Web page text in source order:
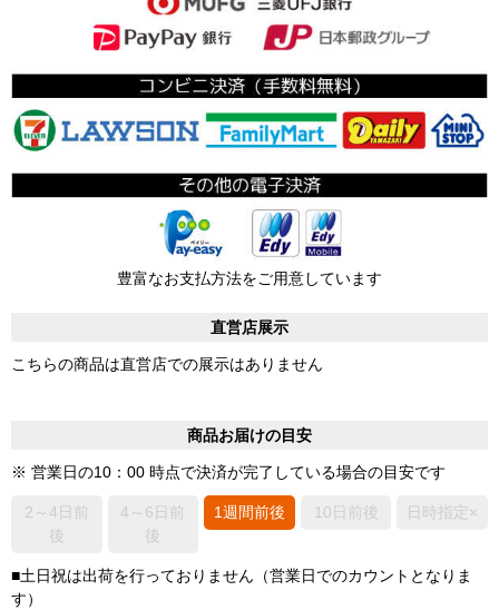
豊富なお支払方法をご用意しています
直営店展示
こちらの商品は直営店での展示はありません
商品お届けの目安
※ 営業日の10：00 時点で決済が完了している場合の目安です
2～4日前
後
4～6日前
後
1週間前後 10日前後 日時指定×
■土日祝は出荷を行っておりません（営業日でのカウントとなりま
す）